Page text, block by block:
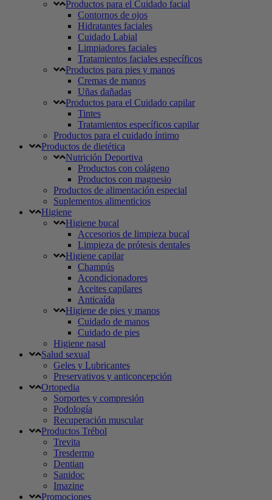
Productos para el Cuidado facial
Contornos de ojos
Hidratantes faciales
Cuidado Labial
Limpiadores faciales
Tratamientos faciales específicos
Productos para pies y manos
Cremas de manos
Uñas dañadas
Productos para el Cuidado capilar
Tintes
Tratamientos específicos capilar
Productos para el cuidado íntimo
Productos de dietética
Nutrición Deportiva
Productos con colágeno
Productos con magnesio
Productos de alimentación especial
Suplementos alimenticios
Higiene
Higiene bucal
Accesorios de limpieza bucal
Limpieza de prótesis dentales
Higiene capilar
Champús
Acondicionadores
Aceites capilares
Anticaída
Higiene de pies y manos
Cuidado de manos
Cuidado de pies
Higiene nasal
Salud sexual
Geles y Lubricantes
Preservativos y anticoncepción
Ortopedia
Sorportes y compresión
Podología
Recuperación muscular
Productos Trébol
Trevita
Tresdermo
Dentian
Sanidoc
Imazine
Promociones